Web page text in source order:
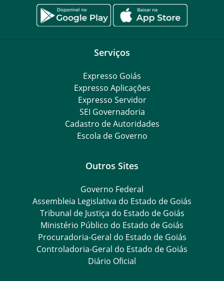
Serviços
Expresso Goiás
Expresso Aplicações
Expresso Servidor
SEI Governadoria
Cadastro de Autoridades
Escola de Governo
Outros Sites
Governo Federal
Assembleia Legislativa do Estado de Goiás
Tribunal de Justiça do Estado de Goiás
Ministério Público do Estado de Goiás
Procuradoria-Geral do Estado de Goiás
Controladoria-Geral do Estado de Goiás
Diário Oficial